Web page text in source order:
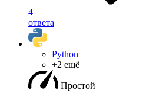
4
ответа
Python
+2 ещё
Простой